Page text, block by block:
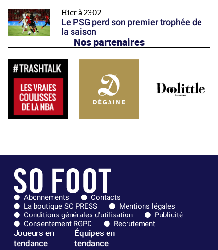
Hier à 23:02
Le PSG perd son premier trophée de
la saison
Nos partenaires
Abonnements
Contacts
La boutique SO PRESS
Mentions légales
Conditions générales d'utilisation
Publicité
Consentement RGPD
Recrutement
Joueurs en
tendance
Équipes en
tendance